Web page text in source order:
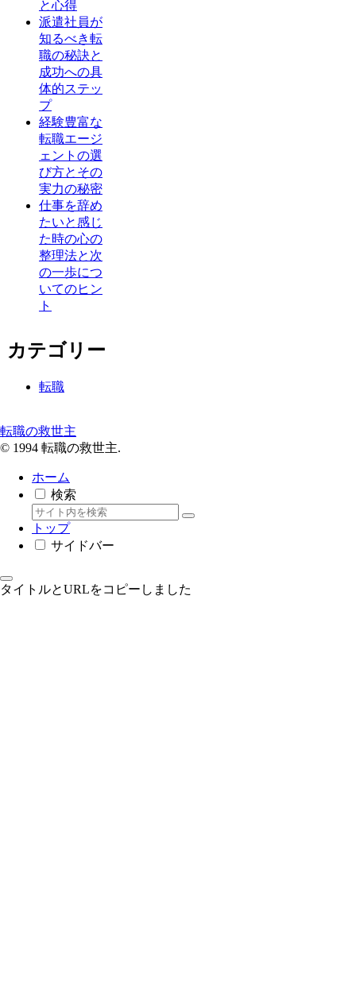
と心得
派遣社員が
知るべき転
職の秘訣と
成功への具
体的ステッ
プ
経験豊富な
転職エージ
ェントの選
び方とその
実力の秘密
仕事を辞め
たいと感じ
た時の心の
整理法と次
の一歩につ
いてのヒン
ト
カテゴリー
転職
転職の救世主
© 1994 転職の救世主.
ホーム
検索
トップ
サイドバー
タイトルとURLをコピーしました